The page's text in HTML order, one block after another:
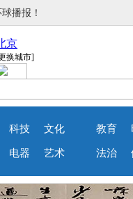
球播报！
科技 文化
电器 艺术
教育
法治